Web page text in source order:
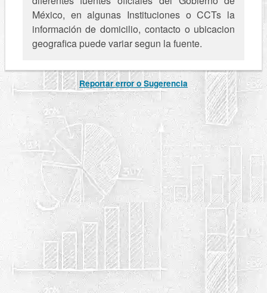
México, en algunas Instituciones o CCTs la
información de domicilio, contacto o ubicacion
geografica puede variar segun la fuente.
Reportar error o Sugerencia